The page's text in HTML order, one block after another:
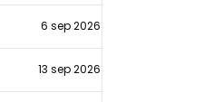
6 sep 2026
13 sep 2026